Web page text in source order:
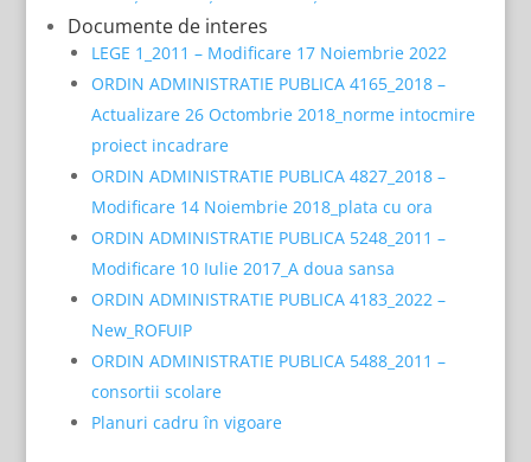
Documente de interes
LEGE 1_2011 – Modificare 17 Noiembrie 2022
ORDIN ADMINISTRATIE PUBLICA 4165_2018 –
Actualizare 26 Octombrie 2018_norme intocmire
proiect incadrare
ORDIN ADMINISTRATIE PUBLICA 4827_2018 –
Modificare 14 Noiembrie 2018_plata cu ora
ORDIN ADMINISTRATIE PUBLICA 5248_2011 –
Modificare 10 Iulie 2017_A doua sansa
ORDIN ADMINISTRATIE PUBLICA 4183_2022 –
New_ROFUIP
ORDIN ADMINISTRATIE PUBLICA 5488_2011 –
consortii scolare
Planuri cadru în vigoare